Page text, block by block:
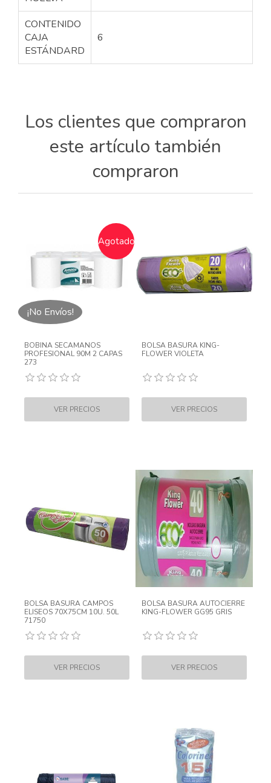
CONTENIDO
CAJA
ESTÁNDARD
6
Los clientes que compraron
este artículo también
compraron
Agotado
¡No Envíos!
BOBINA SECAMANOS
PROFESIONAL 90M 2 CAPAS
273
BOLSA BASURA KING-
FLOWER VIOLETA
BOLSA BASURA CAMPOS
ELISEOS 70X75CM 10U. 50L
71750
BOLSA BASURA AUTOCIERRE
KING-FLOWER GG95 GRIS